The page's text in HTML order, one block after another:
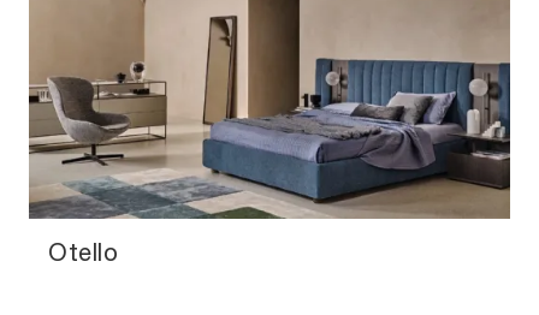
Otello